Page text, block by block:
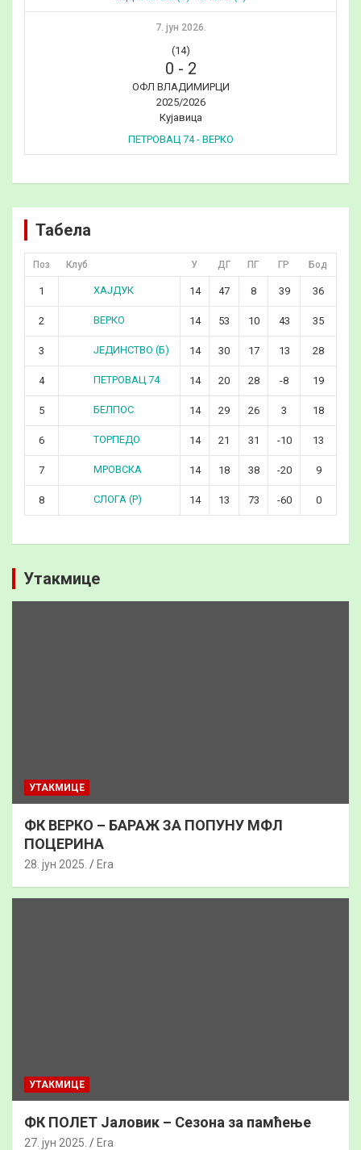
7. јун 2026.
(14)
0 - 2
ОФЛ ВЛАДИМИРЦИ
2025/2026
Кујавица
ПЕТРОВАЦ 74 - ВЕРКО
Табела
Поз Клуб У ДГ ПГ ГР Бод
1 ХАЈДУК 14 47 8 39 36
2 ВЕРКО 14 53 10 43 35
3 ЈЕДИНСТВО (Б) 14 30 17 13 28
4 ПЕТРОВАЦ 74 14 20 28 -8 19
5 БЕЛПОС 14 29 26 3 18
6 ТОРПЕДО 14 21 31 -10 13
7 МРОВСКА 14 18 38 -20 9
8 СЛОГА (Р) 14 13 73 -60 0
Утакмице
УТАКМИЦЕ
ФК ВЕРКО – БАРАЖ ЗА ПОПУНУ МФЛ
ПОЦЕРИНА
28. јун 2025. Era
УТАКМИЦЕ
ФК ПОЛЕТ Јаловик – Сезона за памћење
27. јун 2025. Era